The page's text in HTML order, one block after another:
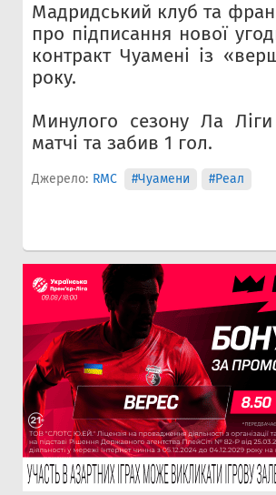
Мадридський клуб та
про підписання нової
контракт Чуамені із
року.
Минулого сезону Ла
матчі та забив 1 гол.
Джерело: RMC #Чуамени #Реал